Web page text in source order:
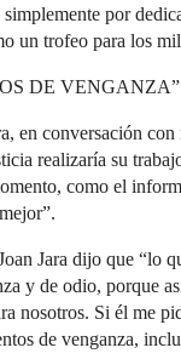
por
un trofeo para los
DE VENGANZA”
en conversación
realizaría su
como el
Jara dijo que “lo
y de odio, porque
nosotros. Si él me
de venganza,